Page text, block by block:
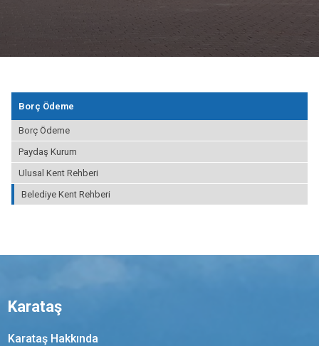
Borç Ödeme
Borç Ödeme
Paydaş Kurum
Ulusal Kent Rehberi
Belediye Kent Rehberi
Karataş
Karataş Hakkında